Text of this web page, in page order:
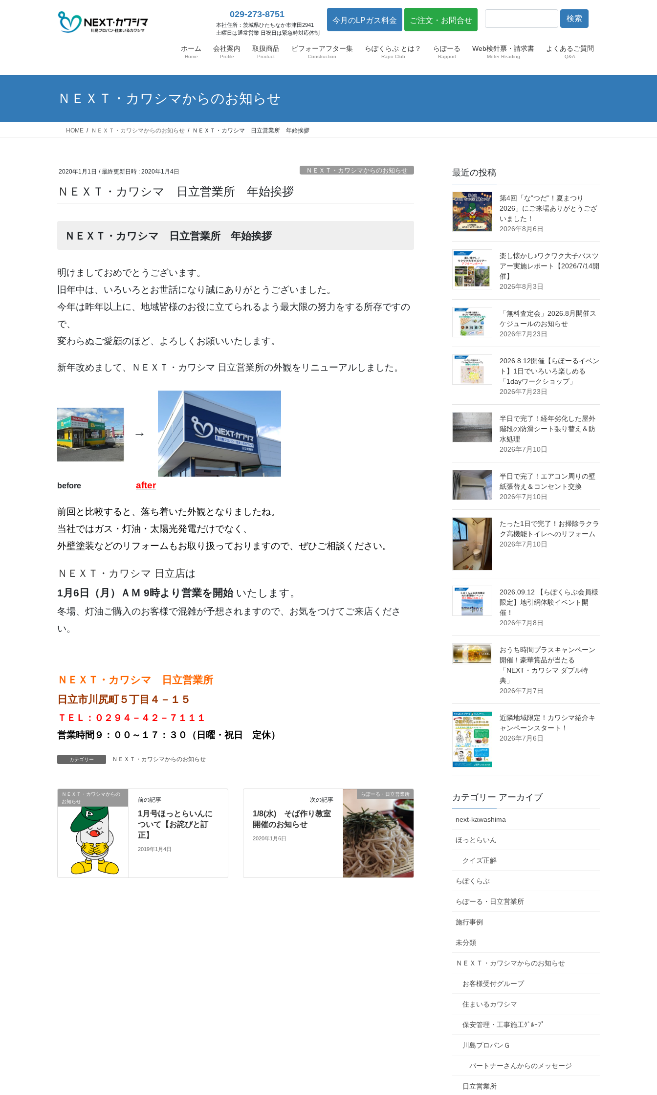
ス
ン
029-273-8751
本社住所：茨城県ひたちなか市津田2941
土曜日は通常営業 日祝日は緊急時対応体制
今月のLPガス料金 ご注文・お問合せ
ホーム
Home
会社案内
Profile
取扱商品
Product
ビフォーアフター集
Construction
らぽくらぶ とは？
Rapo Club
らぽーる
Rapport
Web検針票・請求書
Meter Reading
よくあるご質問
Q&A
ＮＥＸＴ・カワシマからのお知らせ
HOME ＮＥＸＴ・カワシマからのお知らせ ＮＥＸＴ・カワシマ 日立営業所 年始挨拶
2020年1月1日 / 最終更新日時 : 2020年1月4日 ＮＥＸＴ・カワシマからのお知らせ
ＮＥＸＴ・カワシマ 日立営業所 年始挨拶
ＮＥＸＴ・カワシマ 日立営業所 年始挨拶
明けましておめでとうございます。
旧年中は、いろいろとお世話になり誠にありがとうございました。
今年は昨年以上に、地域皆様のお役に立てられるよう最大限の努力をする所存ですの
で、
変わらぬご愛顧のほど、よろしくお願いいたします。
新年改めまして、ＮＥＸＴ・カワシマ 日立営業所の外観をリニューアルしました。
→
before after
前回と比較すると、落ち着いた外観となりましたね。
当社ではガス・灯油・太陽光発電だけでなく、
外壁塗装などのリフォームもお取り扱っておりますので、 ぜひご相談ください。
ＮＥＸＴ・カワシマ 日立店は
1月6日（月）ＡＭ 9時より営業を開始 いたします。
冬場、灯油ご購入のお客様で混雑が予想されますので、お気をつけてご来店くださ
い。
ＮＥＸＴ・カワシマ 日立営業所
日立市川尻町５丁目４－１５
ＴＥＬ：０２９４－４２－７１１１
営業時間９：００～１７：３０（日曜・祝日 定休）
カテゴリー ＮＥＸＴ・カワシマからのお知らせ
ＮＥＸＴ・カワシマからの
お知らせ
前の記事
1月号ほっとらいんに
ついて【お詫びと訂
正】
2019年1月4日
らぽーる・日立営業所
次の記事
1/8(水) そば作り教室
開催のお知らせ
2020年1月6日
最近の投稿
第4回「な”つだ”！夏まつり
2026」にご来場ありがとうござ
いました！
2026年8月6日
楽し懐かし♪ワクワク大子バスツ
アー実施レポート【2026/7/14開
催】
2026年8月3日
「無料査定会」2026.8月開催ス
ケジュールのお知らせ
2026年7月23日
2026.8.12開催【らぽーるイベン
ト】1日でいろいろ楽しめる
「1dayワークショップ」
2026年7月23日
半日で完了！経年劣化した屋外
階段の防滑シート張り替え＆防
水処理
2026年7月10日
半日で完了！エアコン周りの壁
紙張替え＆コンセント交換
2026年7月10日
たった1日で完了！お掃除ラクラ
ク高機能トイレへのリフォーム
2026年7月10日
2026.09.12 【らぽくらぶ会員様
限定】地引網体験イベント開
催！
2026年7月8日
おうち時間プラスキャンペーン
開催！豪華賞品が当たる
「NEXT・カワシマ ダブル特
典」
2026年7月7日
近隣地域限定！カワシマ紹介キ
ャンペーンスタート！
2026年7月6日
カテゴリー アーカイブ
next-kawashima
ほっとらいん
クイズ正解
らぽくらぶ
らぽーる・日立営業所
施行事例
未分類
ＮＥＸＴ・カワシマからのお知らせ
お客様受付グループ
住まいるカワシマ
保安管理・工事施工ｸﾞﾙｰﾌﾟ
川島プロパンＧ
パートナーさんからのメッセージ
日立営業所